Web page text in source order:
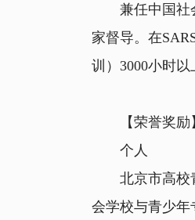
兼任中国社会
家督导。在
训）3000小时以
【荣誉奖励
个人
北京市高校青
会学校与青少年